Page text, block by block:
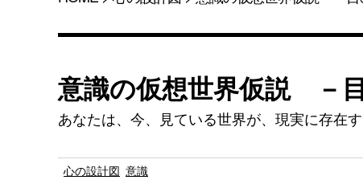
意識の仮想世界仮説 －
あなたは、今、見ている世界が、現実に存在
心の設計図 意識